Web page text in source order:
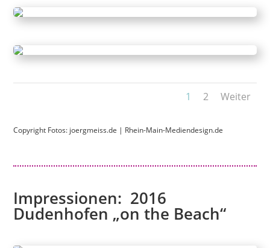
1 2 Weiter
Copyright Fotos: joergmeiss.de | Rhein-Main-Mediendesign.de
Impressionen: 2016
Dudenhofen „on the Beach“